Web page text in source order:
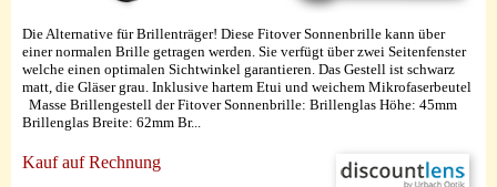
Die Alternative für Brillenträger! Diese Fitover Sonnenbrille kann über
einer normalen Brille getragen werden. Sie verfügt über zwei Seitenfenster
welche einen optimalen Sichtwinkel garantieren. Das Gestell ist schwarz
matt, die Gläser grau. Inklusive hartem Etui und weichem Mikrofaserbeutel
Masse Brillengestell der Fitover Sonnenbrille: Brillenglas Höhe: 45mm
Brillenglas Breite: 62mm Br...
Kauf auf Rechnung